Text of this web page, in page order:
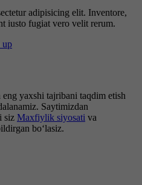
adipisicing elit. Inventore,
iusto fugiat vero velit rerum.
up
yaxshi tajribani taqdim etish
Saytimizdan
siz Maxfiylik siyosati va
bo‘lasiz.